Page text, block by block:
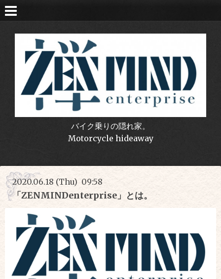
バイク乗りの隠れ家。
Motorcycle hideaway
2020.06.18 (Thu) 09:58
「ZENMINDenterprise」とは。